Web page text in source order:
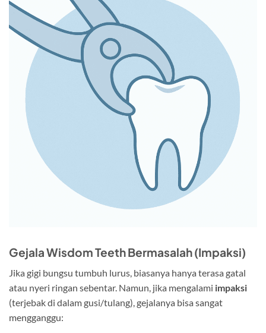
Gejala Wisdom Teeth Bermasalah (Impaksi)
Jika gigi bungsu tumbuh lurus, biasanya hanya terasa gatal
atau nyeri ringan sebentar. Namun, jika mengalami impaksi
(terjebak di dalam gusi/tulang), gejalanya bisa sangat
mengganggu: